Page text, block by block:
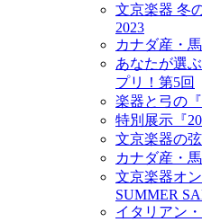
文京楽器 冬
2023
カナダ産・
あなたが選
プリ！第5回
楽器と弓の
特別展示『
文京楽器の
カナダ産・
文京楽器オ
SUMMER
イタリアン